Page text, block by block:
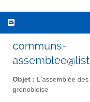
communs-
Objet : L'assemblée
grenobloise